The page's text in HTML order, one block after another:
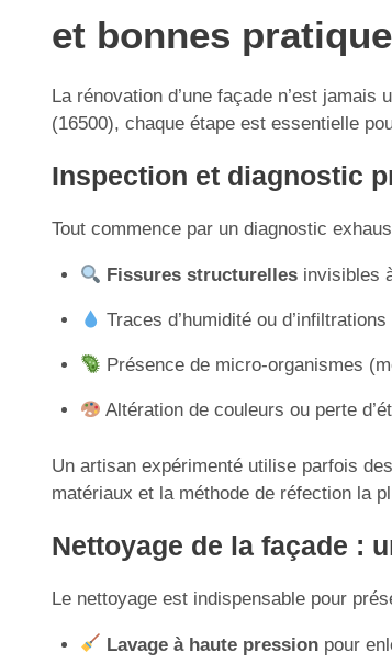
et bonnes
La rénovation d’une façade n’est
(16500), chaque étape est essentielle
Inspection et diagnostic
Tout commence par un diagnostic
Fissures structurellesinvisibles
Traces d’humidité ou d’infiltrations
Présence de micro-organismes
Altération de couleurs ou perte
Un artisan expérimenté utilise parfois
matériaux et la méthode de réfection la
Nettoyage de la façade :
Le nettoyage est indispensable pour
Lavage à haute pressionpour